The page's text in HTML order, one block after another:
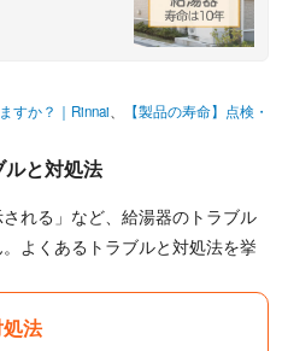
すか？｜Rinnai
【製品の寿命】点検・
ルと対処法
れる」など、給湯器のトラブル
よくあるトラブルと対処法を挙
法